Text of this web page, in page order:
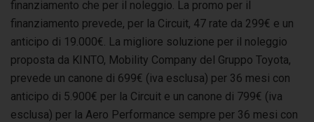
finanziamento che per il noleggio. La promo per il
finanziamento prevede, per la Circuit, 47 rate da 299€ e un
anticipo di 19.000€. La migliore soluzione per il noleggio
proposta da KINTO, Mobility Company del Gruppo Toyota,
prevede un canone di 699€ (iva esclusa) per 36 mesi con
anticipo di 5.900€ per la Circuit e un canone di 799€ (iva
esclusa) per la Aero Performance sempre per 36 mesi con